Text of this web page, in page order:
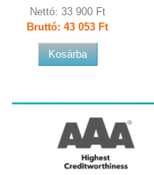
hatású natúr éger, I.
osztályú
Nettó: 33 900 Ft
Bruttó: 43 053 Ft
Kosárba